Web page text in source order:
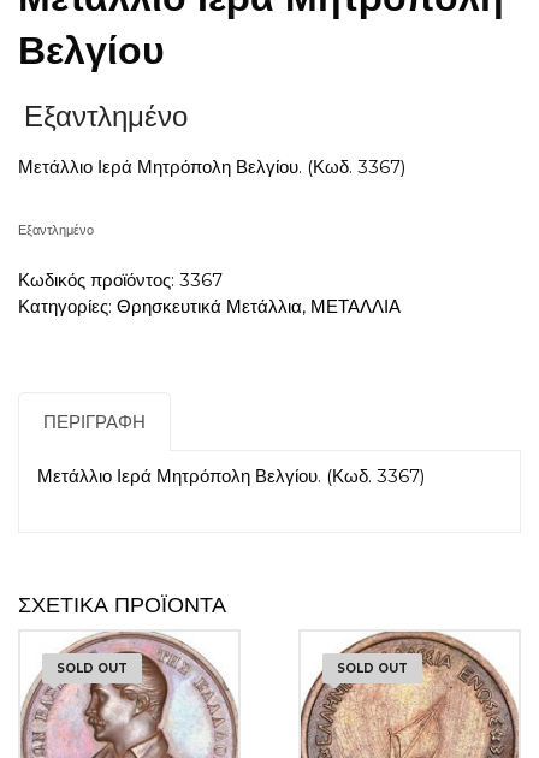
Βελγίου
Εξαντλημένο
Μετάλλιο Ιερά Μητρόπολη Βελγίου. (Κωδ. 3367)
Εξαντλημένο
Κωδικός προϊόντος: 3367
Κατηγορίες: Θρησκευτικά Μετάλλια, ΜΕΤΑΛΛΙΑ
ΠΕΡΙΓΡΑΦΉ
Μετάλλιο Ιερά Μητρόπολη Βελγίου. (Κωδ. 3367)
ΣΧΕΤΙΚΆ ΠΡΟΪΌΝΤΑ
SOLD OUT SOLD OUT